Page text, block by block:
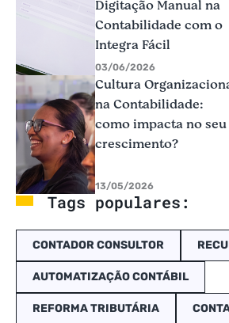
Digitação Manual na
Contabilidade com o
Integra Fácil
03/06/2026
Cultura
na Contabilidade:
como impacta no seu
crescimento?
13/05/2026
Tags populares:
CONTADOR CONSULTOR
AUTOMATIZAÇÃO CONTÁBIL
REFORMA TRIBUTÁRIA